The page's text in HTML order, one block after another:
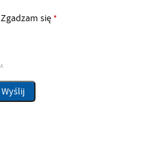
Zgadzam się*